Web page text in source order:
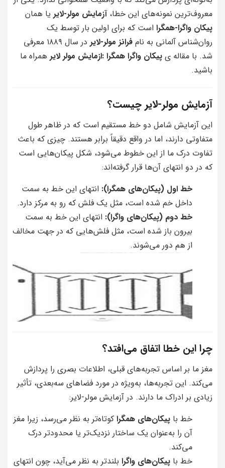
معروف‌ترین نمونه‌های این خطا،آزمایش مولر-لایر یا همان
پیکان واگرا-همگرا است که برای اولین بار توسط یک
روان‌شناس آلمانی به نام فرانز مولر-لایر
در سال ۱۸۸۹ معرفی
شد. با مقاله ی پیکان واگرا همگرا :ازمایش مولر لایر همراه ما
باشید.
آزمایش مولر-لایر چیست؟
این آزمایش شامل دو خط مستقیم است که در ظاهر طول
متفاوتی دارند، اما در واقع دقیقاً برابر هستند. چیزی که باعث
تفاوت درک ما از این خطوط می‌شود، شکل پیکان‌هایی است
که در دو انتهای آن‌ها قرار گرفته‌اند:
خط اول (پیکان‌های همگرا): انتهای این خط به سمت
داخل خم شده است، مثل یک فلش که رو به مرکز دارد.
خط دوم (پیکان‌های واگرا): انتهای این خط به سمت
بیرون باز شده است، مثل فلش‌هایی که در جهت مخالف
از هم دور می‌شوند.
چرا این خطا اتفاق می‌افتد؟
مغز ما بر اساس تجربه‌های قبلی، اطلاعات بصری را پردازش
می‌کند. این تجربه‌ها، به‌ویژه در مورد فضاهای سه‌بعدی، تأثیر
زیادی بر ادراک ما دارند. در آزمایش مولر-لایر:
خط با پیکان‌های همگرا کوتاه‌تر به نظر می‌رسد، زیرا مغز
آن را به‌عنوان یک ساختار نزدیک‌تر یا محدودتر درک
می‌کند.
خط با پیکان‌های واگرا بلندتر به نظر می‌آید، چون انتهای